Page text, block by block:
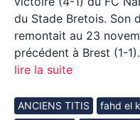
du Stade Bretois. Son
remontait au 23
précédent à Brest (1-1).
lire la suite
ANCIENS TITIS fahd el